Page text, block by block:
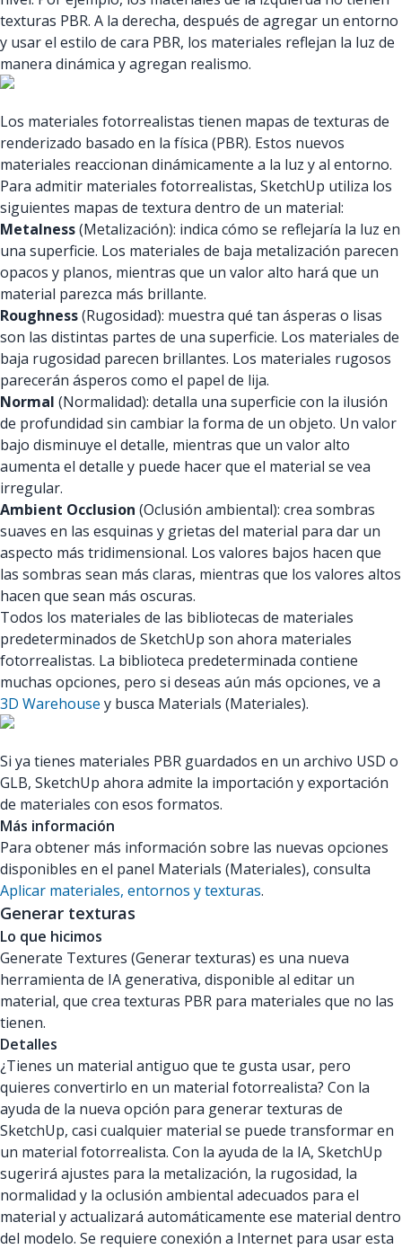
texturas PBR. A la derecha, después de agregar un entorno
y usar el estilo de cara PBR, los materiales reflejan la luz de
manera dinámica y agregan realismo.
Los materiales fotorrealistas tienen mapas de texturas de
renderizado basado en la física (PBR). Estos nuevos
materiales reaccionan dinámicamente a la luz y al entorno.
Para admitir materiales fotorrealistas, SketchUp utiliza los
siguientes mapas de textura dentro de un material:
Metalness(Metalización): indica cómo se reflejaría la luz en
una superficie. Los materiales de baja metalización parecen
opacos y planos, mientras que un valor alto hará que un
material parezca más brillante.
Roughness(Rugosidad): muestra qué tan ásperas o lisas
son las distintas partes de una superficie. Los materiales de
baja rugosidad parecen brillantes. Los materiales rugosos
parecerán ásperos como el papel de lija.
Normal (Normalidad): detalla una superficie con la ilusión
de profundidad sin cambiar la forma de un objeto. Un valor
bajo disminuye el detalle, mientras que un valor alto
aumenta el detalle y puede hacer que el material se vea
irregular.
Ambient Occlusion (Oclusión ambiental): crea sombras
suaves en las esquinas y grietas del material para dar un
aspecto más tridimensional. Los valores bajos hacen que
las sombras sean más claras, mientras que los valores altos
hacen que sean más oscuras.
Todos los materiales de las bibliotecas de materiales
predeterminados de SketchUp son ahora materiales
fotorrealistas. La biblioteca predeterminada contiene
muchas opciones, pero si deseas aún más opciones, ve a
3D Warehouse y busca Materials (Materiales).
Si ya tienes materiales PBR guardados en un archivo USD o
GLB, SketchUp ahora admite la importación y exportación
de materiales con esos formatos.
Más información
Para obtener más información sobre las nuevas opciones
disponibles en el panel Materials (Materiales), consulta
Aplicar materiales, entornos y texturas.
Generar texturas
Lo que hicimos
Generate Textures (Generar texturas) es una nueva
herramienta de IA generativa, disponible al editar un
material, que crea texturas PBR para materiales que no las
tienen.
Detalles
¿Tienes un material antiguo que te gusta usar, pero
quieres convertirlo en un material fotorrealista? Con la
ayuda de la nueva opción para generar texturas de
SketchUp, casi cualquier material se puede transformar en
un material fotorrealista. Con la ayuda de la IA, SketchUp
sugerirá ajustes para la metalización, la rugosidad, la
normalidad y la oclusión ambiental adecuados para el
material y actualizará automáticamente ese material dentro
del modelo. Se requiere conexión a Internet para usar esta